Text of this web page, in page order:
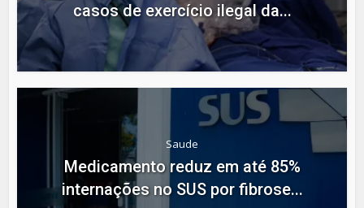
casos de exercício ilegal da...
Saude
Medicamento reduz em até 85%
internações no SUS por fibrose...